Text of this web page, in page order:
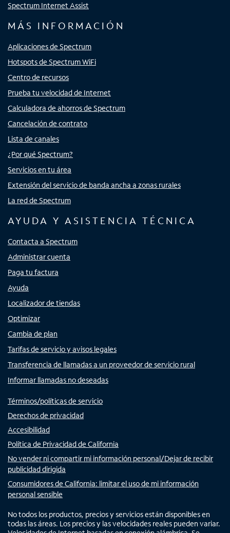
Spectrum Internet Assist
MÁS INFORMACIÓN
Aplicaciones de Spectrum
Hotspots de Spectrum WiFi
Centro de recursos
Prueba tu velocidad de Internet
Calculadora de ahorros de Spectrum
Cancelación de contrato
Lista de canales
¿Por qué Spectrum?
Servicios en tu área
Extensión del servicio de banda ancha a zonas rurales
La red de Spectrum
AYUDA Y ASISTENCIA TÉCNICA
Contacta a Spectrum
Administrar cuenta
Paga tu factura
Ayuda
Localizador de tiendas
Optimizar
Cambia de plan
Tarifas de servicio y avisos legales
Transferencia de llamadas a un proveedor de servicio rural
Informar llamadas no deseadas
Términos/políticas de servicio
Derechos de privacidad
Accesibilidad
Política de Privacidad de California
No vender ni compartir mi información personal/Dejar de recibir
publicidad dirigida
Consumidores de California: limitar el uso de mi información
personal sensible
No todos los productos, precios y servicios están disponibles en
todas las áreas. Los precios y las velocidades reales pueden variar.